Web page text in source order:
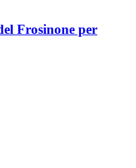
Frosinone per